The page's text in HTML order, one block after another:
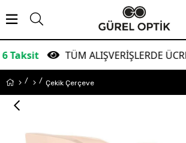
TÜM ALIŞVERİŞLERDE ÜCRETSİZ
Çekik Çerçeve